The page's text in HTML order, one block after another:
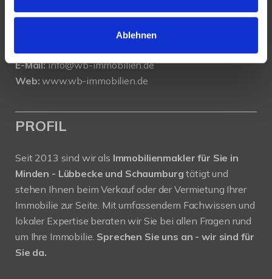
Ablehnen
Tel.:0571 - 597 265 17
0571 - 870 490 05
E-Mail:info@wb-immobilien.de
Web: www.wb-immobilien.de
PROFIL
Seit 2013 sind wir als Immobilienmakler für Sie in
Minden - Lübbecke und Schaumburgtätigt und
stehen Ihnen beim Verkauf oder der Vermietung Ihrer
Immobilie zur Seite. Mit umfassendem Fachwissen und
lokaler Expertise beraten wir Sie bei allen Fragen rund
um Ihre Immobilie. Sprechen Sie uns an - wir sind für
Sie da.